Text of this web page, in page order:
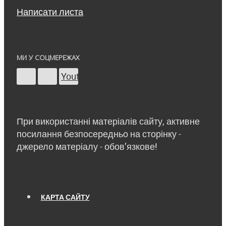
Написати листа
МИ У СОЦМЕРЕЖАХ
Youtube
При використанні матеріалів сайту, активне
посилання безпосередньо на сторінку -
джерело матеріалу - обов’язкове!
КАРТА САЙТУ